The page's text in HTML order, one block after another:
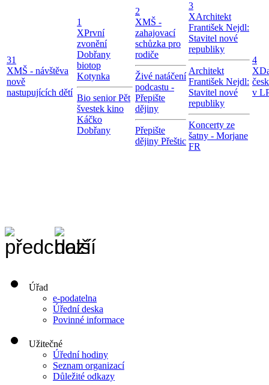
31
XMŠ - návštěva
nově
nastupujících dětí
1
XPrvní
zvonění
Dobřany
biotop
Kotynka
Bio senior Pět
švestek kino
Káčko
Dobřany
2
XMŠ -
zahajovací
schůzka pro
rodiče
Živé natáčení
podcastu -
Přepište
dějiny
Přepište
dějiny Přeštic
3
XArchitekt
František Nejdl:
Stavitel nové
republiky
Architekt
František Nejdl:
Stavitel nové
republiky
Koncerty ze
šatny - Morjane
FR
4
X
v
Úřad
e-podatelna
Úřední deska
Povinné informace
Užitečné
Úřední hodiny
Seznam organizací
Důležité odkazy